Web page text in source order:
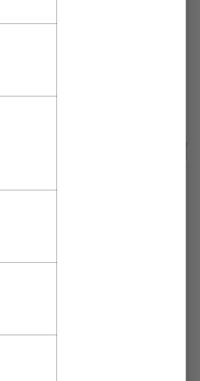
промокоды и акции
уникальные